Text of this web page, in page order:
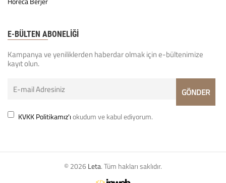
E-BÜLTEN ABONELİĞİ
Kampanya ve yeniliklerden haberdar olmak için e-bültenimize
kayıt olun.
KVKK Politikamız'ıokudum ve kabul ediyorum.
© 2026 Leta. Tüm hakları saklıdır.